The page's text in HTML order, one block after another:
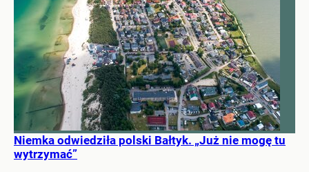
Niemka odwiedziła polski Bałtyk. „Już nie mogę tu
wytrzymać”